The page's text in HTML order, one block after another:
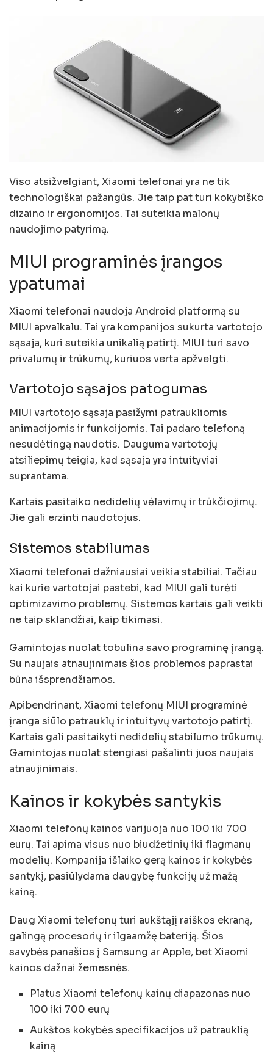
Viso atsižvelgiant, Xiaomi telefonai yra ne tik
technologiškai pažangūs. Jie taip pat turi kokybiško
dizaino ir ergonomijos. Tai suteikia malonų
naudojimo patyrimą.
MIUI programinės įrangos
ypatumai
Xiaomi telefonai naudoja Android platformą su
MIUI apvalkalu. Tai yra kompanijos sukurta vartotojo
sąsaja, kuri suteikia unikalią patirtį. MIUI turi savo
privalumų ir trūkumų, kuriuos verta apžvelgti.
Vartotojo sąsajos patogumas
MIUI vartotojo sąsaja pasižymi patraukliomis
animacijomis ir funkcijomis. Tai padaro telefoną
nesudėtingą naudotis. Dauguma vartotojų
atsiliepimų teigia, kad sąsaja yra intuityviai
suprantama.
Kartais pasitaiko nedidelių vėlavimų ir trūkčiojimų.
Jie gali erzinti naudotojus.
Sistemos stabilumas
Xiaomi telefonai dažniausiai veikia stabiliai. Tačiau
kai kurie vartotojai pastebi, kad MIUI gali turėti
optimizavimo problemų. Sistemos kartais gali veikti
ne taip sklandžiai, kaip tikimasi.
Gamintojas nuolat tobulina savo programinę įrangą.
Su naujais atnaujinimais šios problemos paprastai
būna išsprendžiamos.
Apibendrinant, Xiaomi telefonų MIUI programinė
įranga siūlo patrauklų ir intuityvų vartotojo patirtį.
Kartais gali pasitaikyti nedidelių stabilumo trūkumų.
Gamintojas nuolat stengiasi pašalinti juos naujais
atnaujinimais.
Kainos ir kokybės santykis
Xiaomi telefonų kainos varijuoja nuo 100 iki 700
eurų. Tai apima visus nuo biudžetinių iki flagmanų
modelių. Kompanija išlaiko gerą kainos ir kokybės
santykį, pasiūlydama daugybę funkcijų už mažą
kainą.
Daug Xiaomi telefonų turi aukštąjį raiškos ekraną,
galingą procesorių ir ilgaamžę bateriją. Šios
savybės panašios į Samsung ar Apple, bet Xiaomi
kainos dažnai žemesnės.
Platus Xiaomi telefonų kainų diapazonas nuo
100 iki 700 eurų
Aukštos kokybės specifikacijos už patrauklią
kainą